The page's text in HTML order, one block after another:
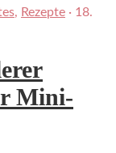
, Rezepte · 18.
Mini-